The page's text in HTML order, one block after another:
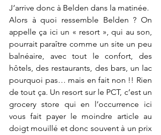
J’arrive donc à Belden dans la matinée.
Alors à quoi ressemble Belden ? On
appelle ça ici un « resort », qui au son,
pourrait paraître comme un site un peu
balnéaire, avec tout le confort, des
hôtels, des restaurants, des bars, un lac
pourquoi pas… mais en fait non !! Rien
de tout ça. Un resort sur le PCT, c’est un
grocery store qui en l’occurrence ici
vous fait payer le moindre article au
doigt mouillé et donc souvent à un prix